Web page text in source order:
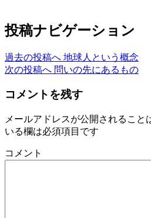
投稿ナビゲーション
過去の投稿へ 地球人という概念
次の投稿へ 問いの先にあるもの
コメントを残す
メールアドレスが公開されること
いる欄は必須項目です
コメント